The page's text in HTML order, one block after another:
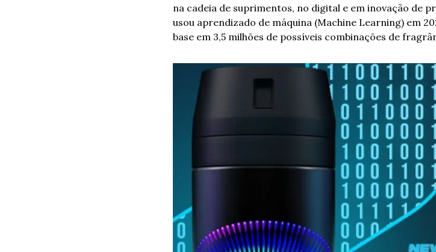
na cadeia de suprimentos, no digital e em inovação de
usou aprendizado de máquina (Machine Learning) em
base em 3,5 milhões de possíveis combinações de